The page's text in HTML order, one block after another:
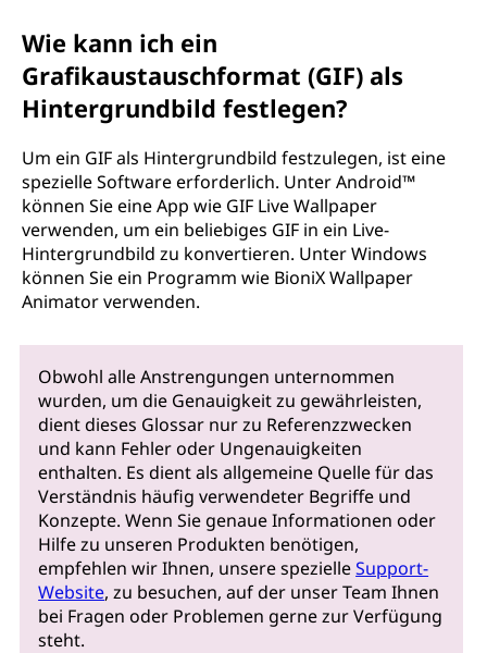
Wie kann ich ein
Grafikaustauschformat (GIF) als
Hintergrundbild festlegen?
Um ein GIF als Hintergrundbild festzulegen, ist eine
spezielle Software erforderlich. Unter Android™
können Sie eine App wie GIF Live Wallpaper
verwenden, um ein beliebiges GIF in ein Live-
Hintergrundbild zu konvertieren. Unter Windows
können Sie ein Programm wie BioniX Wallpaper
Animator verwenden.
Obwohl alle Anstrengungen unternommen
wurden, um die Genauigkeit zu gewährleisten,
dient dieses Glossar nur zu Referenzzwecken
und kann Fehler oder Ungenauigkeiten
enthalten. Es dient als allgemeine Quelle für das
Verständnis häufig verwendeter Begriffe und
Konzepte. Wenn Sie genaue Informationen oder
Hilfe zu unseren Produkten benötigen,
empfehlen wir Ihnen, unsere spezielleSupport-
Website, zu besuchen, auf der unser Team Ihnen
bei Fragen oder Problemen gerne zur Verfügung
steht.